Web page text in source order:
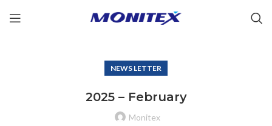
NEWS LETTER
2025 – February
Monitex